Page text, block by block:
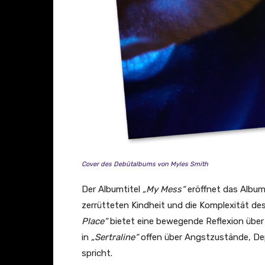
Cover des Debütalbums von Myles Smith
Der Albumtitel „My Mess“eröffnet das
zerrütteten Kindheit und die Komplexität
Place“ bietet eine bewegende Reflexion
in „Sertraline“offen über Angstzustände,
spricht.